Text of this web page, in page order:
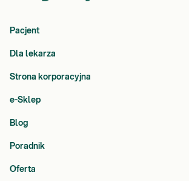
Pacjent
Dla lekarza
Strona korporacyjna
e-Sklep
Blog
Poradnik
Oferta